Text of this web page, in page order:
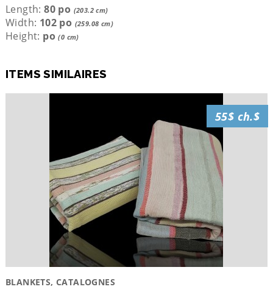
Length: 80 po (203.2 cm)
Width: 102 po (259.08 cm)
Height: po(0 cm)
ITEMS SIMILAIRES
BLANKETS, CATALOGNES
55$ ch.$